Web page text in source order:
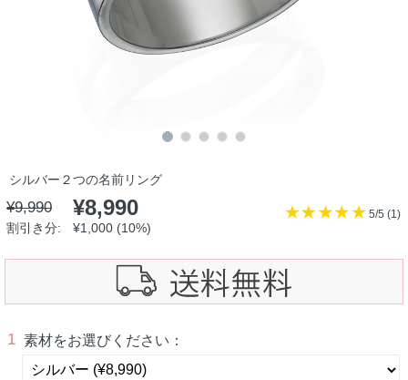
シルバー２つの名前リング
¥9,990 ¥8,990
割引き分: ¥1,000 (10%)
5/5 (1)
1 素材をお選びください：